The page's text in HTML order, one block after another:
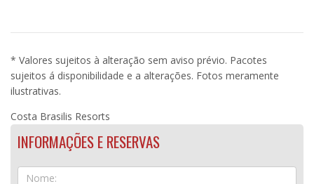
* Valores sujeitos à alteração sem aviso prévio. Pacotes
sujeitos á disponibilidade e a alterações. Fotos meramente
ilustrativas.
Costa Brasilis Resorts
INFORMAÇÕES E RESERVAS